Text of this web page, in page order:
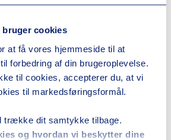
bruger cookies
at få vores hjemmeside til at
forbedring af din brugeroplevelse.
til cookies, accepterer du, at vi
til markedsføringsformål.
trække dit samtykke tilbage.
og hvordan vi beskytter dine
data ender. Derfor bør man
IT-
– færre end
klar